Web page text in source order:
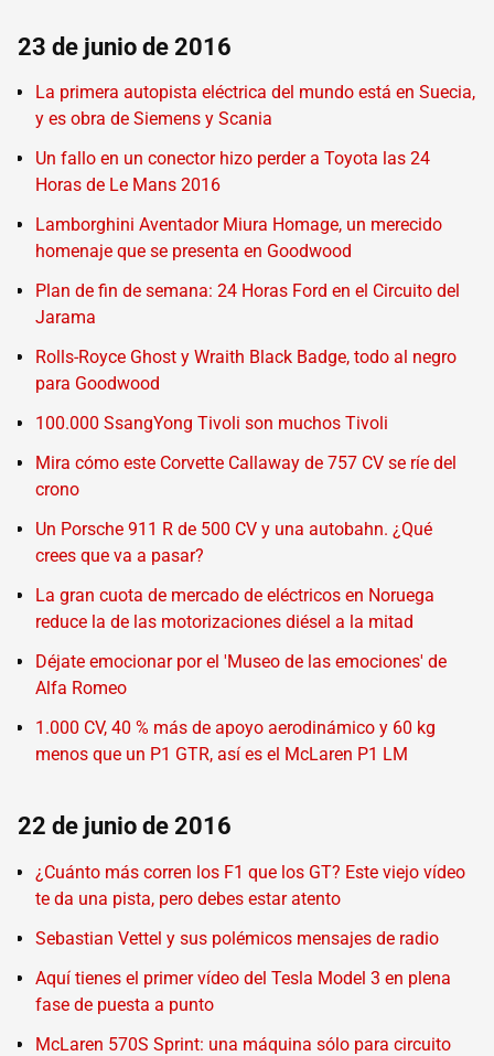
23 de junio de 2016
La primera autopista eléctrica del mundo está en Suecia,
y es obra de Siemens y Scania
Un fallo en un conector hizo perder a Toyota las 24
Horas de Le Mans 2016
Lamborghini Aventador Miura Homage, un merecido
homenaje que se presenta en Goodwood
Plan de fin de semana: 24 Horas Ford en el Circuito del
Jarama
Rolls-Royce Ghost y Wraith Black Badge, todo al negro
para Goodwood
100.000 SsangYong Tivoli son muchos Tivoli
Mira cómo este Corvette Callaway de 757 CV se ríe del
crono
Un Porsche 911 R de 500 CV y una autobahn. ¿Qué
crees que va a pasar?
La gran cuota de mercado de eléctricos en Noruega
reduce la de las motorizaciones diésel a la mitad
Déjate emocionar por el 'Museo de las emociones' de
Alfa Romeo
1.000 CV, 40 % más de apoyo aerodinámico y 60 kg
menos que un P1 GTR, así es el McLaren P1 LM
22 de junio de 2016
¿Cuánto más corren los F1 que los GT? Este viejo vídeo
te da una pista, pero debes estar atento
Sebastian Vettel y sus polémicos mensajes de radio
Aquí tienes el primer vídeo del Tesla Model 3 en plena
fase de puesta a punto
McLaren 570S Sprint: una máquina sólo para circuito